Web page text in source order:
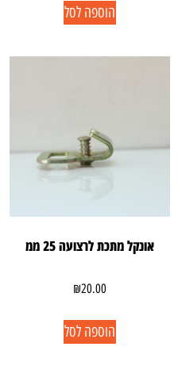
הוספה לסל
אונקל מתכת לרצועה 25 ממ
₪20.00
הוספה לסל